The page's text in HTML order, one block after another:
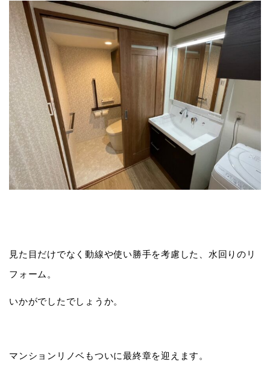
見た目だけでなく動線や使い勝手を考慮した、水回りのリ
フォーム。
いかがでしたでしょうか。
マンションリノベもついに最終章を迎えます。